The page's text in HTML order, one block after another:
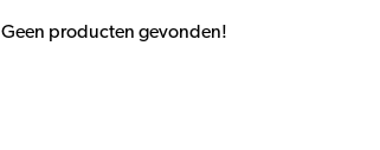
Geen producten gevonden!